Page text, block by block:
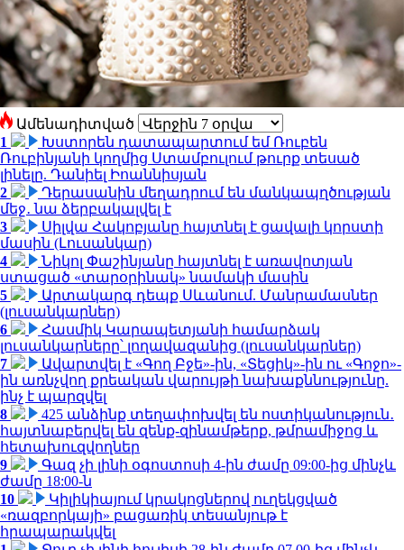
Ամենադիտված
1
Խստորեն դատապարտում եմ Ռուբեն
Ռուբինյանի կողմից Ստամբուլում թուրք տեսած
լինելը. Դանիել Իոաննիսյան
2
Դերասանին մեղադրում են մանկապղծության
մեջ․ նա ձերբակալվել է
3
Սիլվա Հակոբյանը հայտնել է ցավալի կորստի
մասին (Լուսանկար)
4
Նիկոլ Փաշինյանը հայտնել է առավոտյան
ստացած «տարօրինակ» նամակի մասին
5
Արտակարգ դեպք Սևանում. Մանրամասներ
(լուսանկարներ)
6
Հասմիկ Կարապետյանի համարձակ
լուսանկարները՝ լողավազանից (լուսանկարներ)
7
Ավարտվել է «Գող Բջե»-ին, «Տեցիկ»-ին ու «Գոջո»-
ին առնչվող քրեական վարույթի նախաքննությունը.
ինչ է պարզվել
8
425 անձինք տեղափոխվել են ոստիկանություն․
հայտնաբերվել են զենք-զինամթերք, թմրամիջոց և
հետախուզվողներ
9
Գազ չի լինի օգոստոսի 4-ին ժամը 09:00-ից մինչև
ժամը 18:00-ն
10
Կիլիկիայում կրակոցներով ուղեկցված
«ռազբորկայի» բացառիկ տեսանյութ է
հրապարակվել